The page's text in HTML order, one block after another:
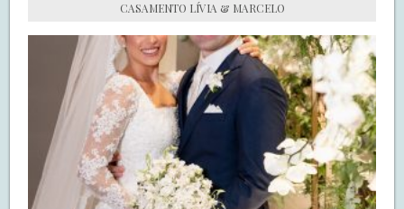
CASAMENTO LÍVIA & MARCELO